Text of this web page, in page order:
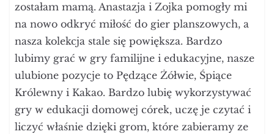
zostałam mamą. Anastazja i Zojka pomogły mi
na nowo odkryć miłość do gier planszowych, a
nasza kolekcja stale się powiększa. Bardzo
lubimy grać w gry familijne i edukacyjne, nasze
ulubione pozycje to Pędzące Żółwie, Śpiące
Królewny i Kakao. Bardzo lubię wykorzystywać
gry w edukacji domowej córek, uczę je czytać i
liczyć właśnie dzięki grom, które zabieramy ze